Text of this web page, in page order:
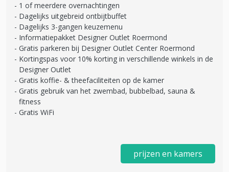
1 of meerdere overnachtingen
Dagelijks uitgebreid ontbijtbuffet
Dagelijks 3-gangen keuzemenu
Informatiepakket Designer Outlet Roermond
Gratis parkeren bij Designer Outlet Center Roermond
Kortingspas voor 10% korting in verschillende winkels in de
Designer Outlet
Gratis koffie- & theefaciliteiten op de kamer
Gratis gebruik van het zwembad, bubbelbad, sauna &
fitness
Gratis WiFi
prijzen en kamers